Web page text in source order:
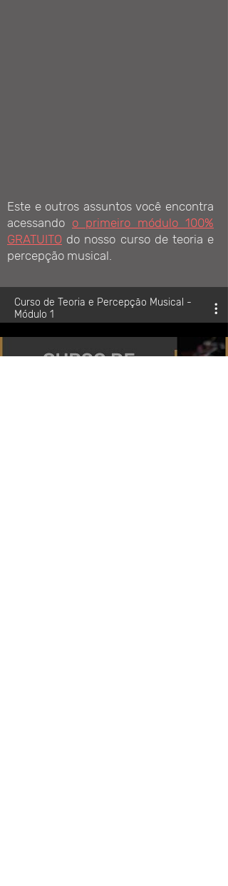
Este e outros assuntos você encontra
acessando o primeiro módulo 100%
GRATUITO do nosso curso de teoria e
percepção musical.
Curso de Teoria e Percepção Musical -
Módulo 1